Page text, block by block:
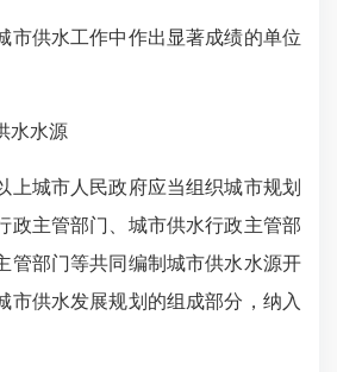
水工作中作出显著成绩的单位
水源
市人民政府应当组织城市规划
政主管部门、城市供水行政主管部
管部门等共同编制城市供水水源开
市供水发展规划的组成部分，纳入